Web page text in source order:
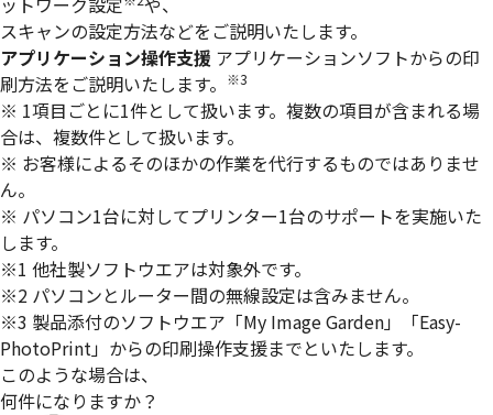
スキャンの設定方法などをご説明いたします。
アプリケーション操作支援 アプリケーションソフトからの印
刷方法をご説明いたします。
※3
※ 1項目ごとに1件として扱います。複数の項目が含まれる場
合は、複数件として扱います。
※ お客様によるそのほかの作業を代行するものではありませ
ん。
※ パソコン1台に対してプリンター1台のサポートを実施いた
します。
※1 他社製ソフトウエアは対象外です。
※2 パソコンとルーター間の無線設定は含みません。
※3 製品添付のソフトウエア「My Image Garden」「Easy-
PhotoPrint」からの印刷操作支援までといたします。
このような場合は、
何件になりますか？